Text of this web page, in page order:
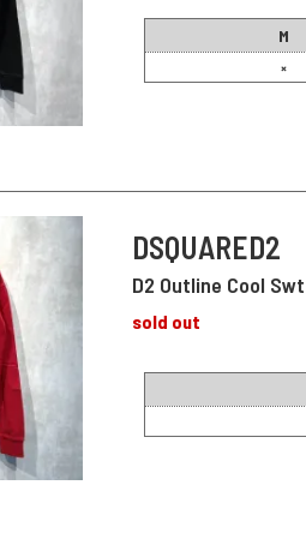
M
×
DSQUARED2
D2 Outline Cool Swt
sold out